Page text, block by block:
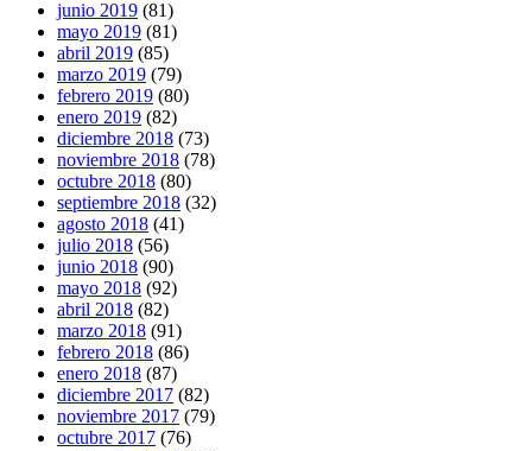
junio 2019 (81)
mayo 2019 (81)
abril 2019 (85)
marzo 2019 (79)
febrero 2019 (80)
enero 2019 (82)
diciembre 2018 (73)
noviembre 2018 (78)
octubre 2018 (80)
septiembre 2018 (32)
agosto 2018 (41)
julio 2018 (56)
junio 2018 (90)
mayo 2018 (92)
abril 2018 (82)
marzo 2018 (91)
febrero 2018 (86)
enero 2018 (87)
diciembre 2017 (82)
noviembre 2017 (79)
octubre 2017 (76)